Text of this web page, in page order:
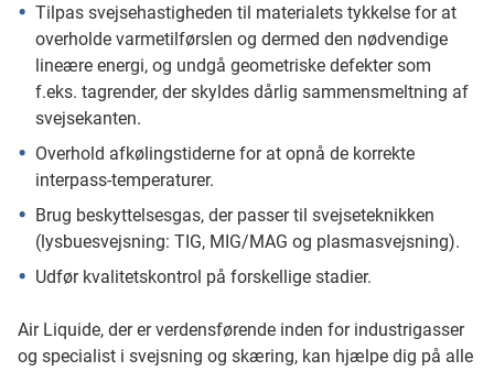
Tilpas svejsehastigheden til materialets tykkelse for at
overholde varmetilførslen og dermed den nødvendige
lineære energi, og undgå geometriske defekter som
f.eks. tagrender, der skyldes dårlig sammensmeltning af
svejsekanten.
Overhold afkølingstiderne for at opnå de korrekte
interpass-temperaturer.
Brug beskyttelsesgas, der passer til svejseteknikken
(lysbuesvejsning: TIG, MIG/MAG og plasmasvejsning).
Udfør kvalitetskontrol på forskellige stadier.
Air Liquide, der er verdensførende inden for industrigasser
og specialist i svejsning og skæring, kan hjælpe dig på alle